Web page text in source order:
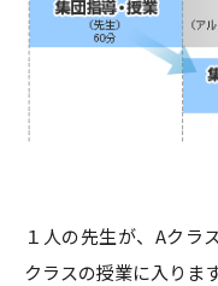
１人の先生が、Aクラ
クラスの授業に入ります